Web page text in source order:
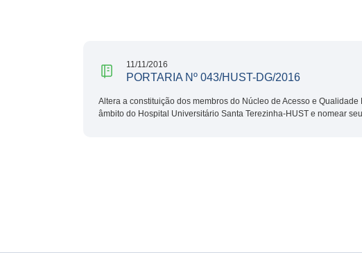
11/11/2016
PORTARIA Nº 043/HUST-DG/2016
Altera a constituição dos membros do Núcleo de Acesso e Qualidade
âmbito do Hospital Universitário Santa Terezinha-HUST e nomear